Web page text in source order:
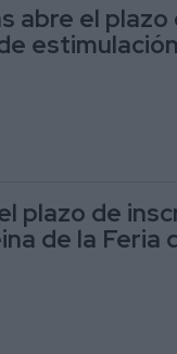
abre el
plazo de
de la Feria